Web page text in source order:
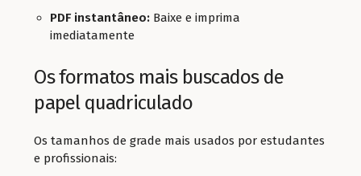
PDF instantâneo: Baixe e imprima
imediatamente
Os formatos mais buscados de
papel quadriculado
Os tamanhos de grade mais usados por estudantes
e profissionais: